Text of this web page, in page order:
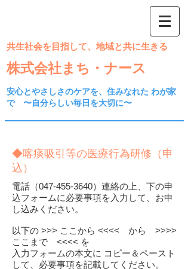
共生社会を目指して、地域と共に生きる
株式会社まち・ナース
安心とやさしさのケアを、住みなれた わが家
で ​〜自分らしい毎日を大切に〜
◆喀痰吸引等の医療行為研修（申
込）
電話（047-455-3640）連絡の上、下の申
込フォームに必要事項を入力して、お申
し込みください。
以下の >>> ここから <<<< から >>>>
ここまで <<<< を
入力フォームの本文に コピー＆ペースト
して、必要事項を記載してください。